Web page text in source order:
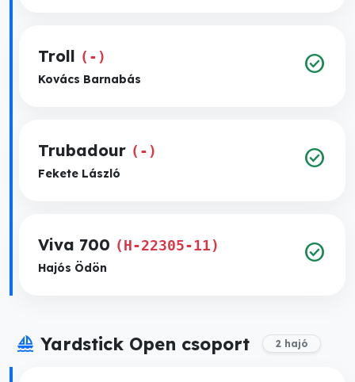
Troll (-)
Kovács Barnabás
check_circle
Trubadour (-)
Fekete László
check_circle
Viva 700 (H-22305-11)
Hajós Ödön
check_circle
sailing Yardstick Open csoport 2 hajó